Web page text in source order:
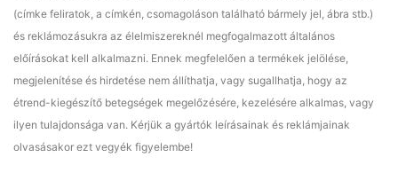
(címke feliratok, a címkén, csomagoláson található bármely jel, ábra stb.)
és reklámozásukra az élelmiszereknél megfogalmazott általános
előírásokat kell alkalmazni. Ennek megfelelően a termékek jelölése,
megjelenítése és hirdetése nem állíthatja, vagy sugallhatja, hogy az
étrend-kiegészítő betegségek megelőzésére, kezelésére alkalmas, vagy
ilyen tulajdonsága van. Kérjük a gyártók leírásainak és reklámjainak
olvasásakor ezt vegyék figyelembe!